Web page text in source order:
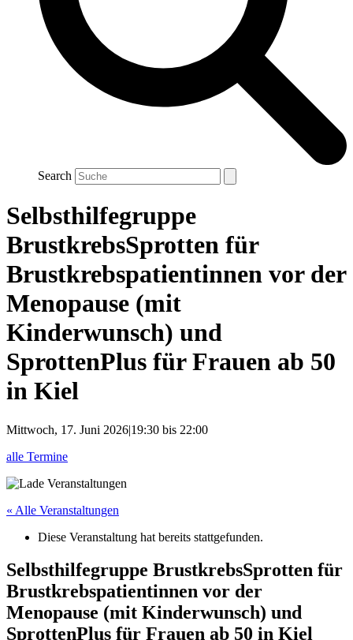
Search
Selbsthilfegruppe
BrustkrebsSprotten für
Brustkrebspatientinnen vor der
Menopause (mit
Kinderwunsch) und
SprottenPlus für Frauen ab 50
in Kiel
Mittwoch, 17. Juni 2026|19:30 bis 22:00
alle Termine
« Alle Veranstaltungen
Diese Veranstaltung hat bereits stattgefunden.
Selbsthilfegruppe BrustkrebsSprotten für
Brustkrebspatientinnen vor der
Menopause (mit Kinderwunsch) und
SprottenPlus für Frauen ab 50 in Kiel